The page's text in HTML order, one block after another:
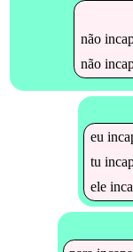
não
não
eu
tu
ele